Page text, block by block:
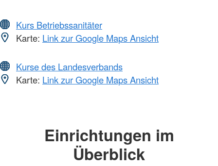
Kurs Betriebssanitäter
Karte: Link zur Google Maps Ansicht
Kurse des Landesverbands
Karte: Link zur Google Maps Ansicht
Einrichtungen im
Überblick